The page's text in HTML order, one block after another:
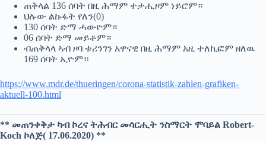
ጠቅላል 136 ሰባት በዚ ሕማም ተታሒዞም ነይሮም።
ህሉው ልኩፋት የለን(0)
130 ሰባት ድማ ሓውዮም።
06 ሰባት ድማ መይቶም።
ብጠቅላላ ኣብ ዞባ ቱሪንገን አዋናዊ በዚ ሕማም አዚ ተለኪፎም ዘለዉ
169 ሰባት ኢዮም።
https://www.mdr.de/thueringen/corona-statistik-zahlen-grafiken-
aktuell-100.html
** መጠንቀቅታ ካብ ኮረና ትሕብር መሳርሒት ንስማርት ሞባይል Robert-
Koch ኮለጅ( 17.06.2020) **